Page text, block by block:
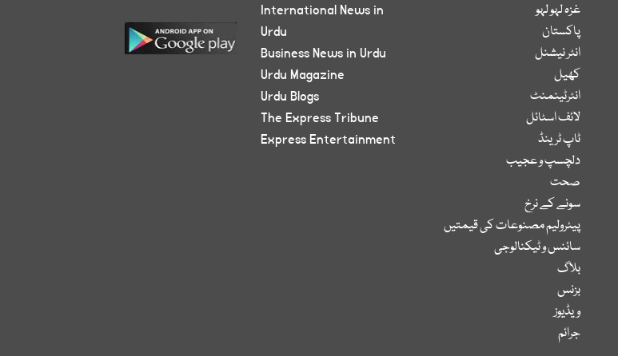
غزہ لہو لہو
پاکستان
انٹر نیشنل
کھیل
انٹرٹینمنٹ
لائف اسٹائل
ٹاپ ٹرینڈ
دلچسپ و عجیب
صحت
سونے کے نرخ
پیٹرولیم مصنوعات کی قیمتیں
سائنس و ٹیکنالوجی
بلاگ
بزنس
ویڈیوز
جرائم
International News in
Urdu
Business News in Urdu
Urdu Magazine
Urdu Blogs
The Express Tribune
Express Entertainment